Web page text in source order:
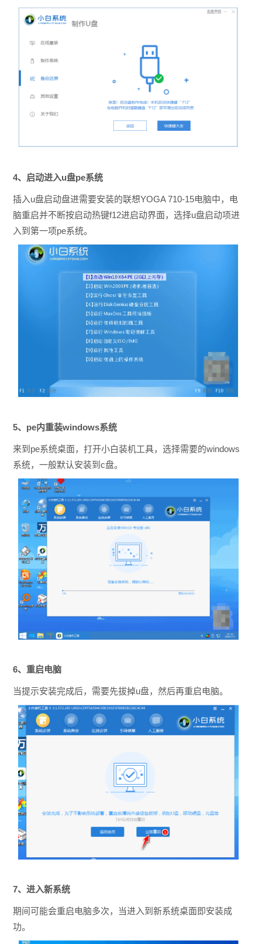
4、启动进入u盘pe系统
插入u盘启动盘进需要安装的联想YOGA 710-15电脑中，电
脑重启并不断按启动热键f12进启动界面，选择u盘启动项进
入到第一项pe系统。
5、pe内重装windows系统
来到pe系统桌面，打开小白装机工具，选择需要的windows
系统，一般默认安装到c盘。
6、重启电脑
当提示安装完成后，需要先拔掉u盘，然后再重启电脑。
7、进入新系统
期间可能会重启电脑多次，当进入到新系统桌面即安装成
功。